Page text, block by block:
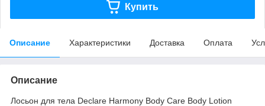
Купить
Описание Характеристики Доставка Оплата
Описание
Лосьон для тела Declare Harmony Body Care Body Lotion